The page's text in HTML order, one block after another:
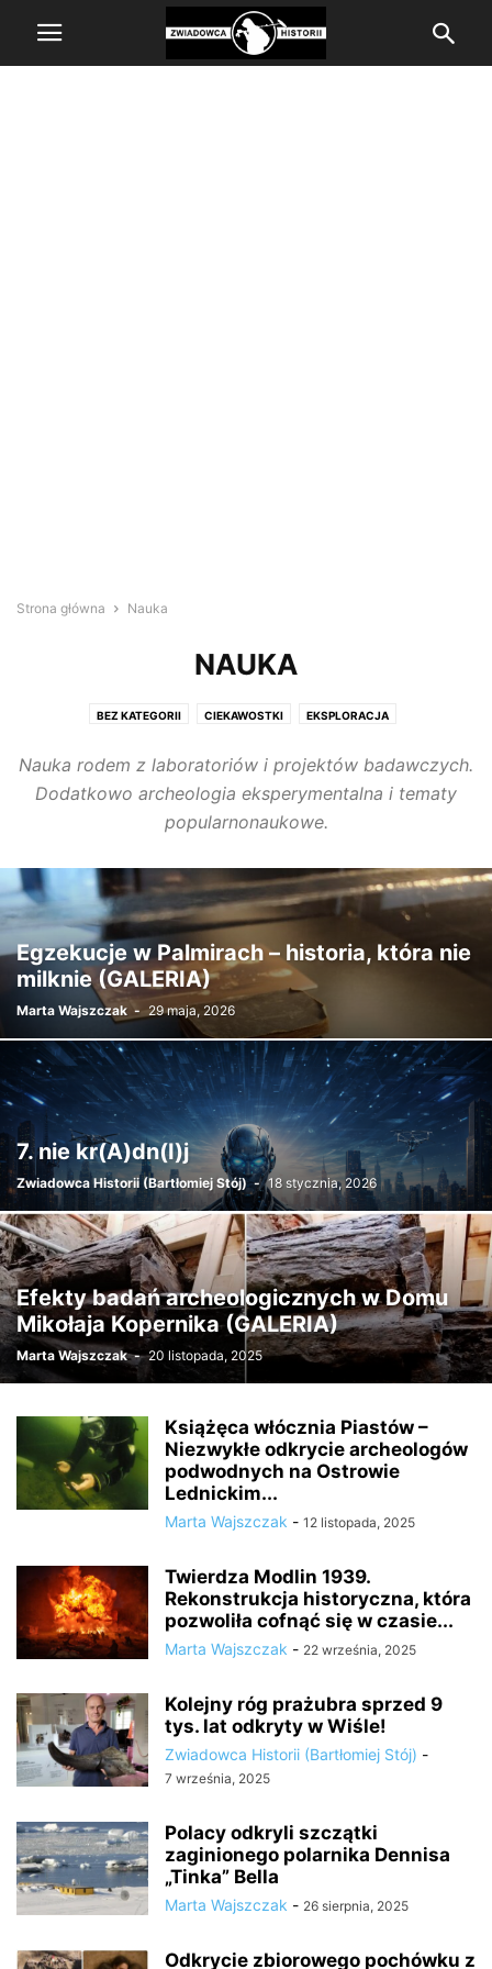
Strona główna Nauka
NAUKA
BEZ KATEGORII CIEKAWOSTKI EKSPLORACJA
PODRÓŻE POLECANE POSTY WIDEO
Nauka rodem z laboratoriów i projektów badawczych.
Dodatkowo archeologia eksperymentalna i tematy
popularnonaukowe.
Egzekucje w Palmirach – historia, która nie
milknie (GALERIA)
Marta Wajszczak - 29 maja, 2026
7. nie kr(A)dn(I)j
Zwiadowca Historii (Bartłomiej Stój) - 18 stycznia, 2026
Efekty badań archeologicznych w Domu
Mikołaja Kopernika (GALERIA)
Marta Wajszczak - 20 listopada, 2025
Książęca włócznia Piastów –
Niezwykłe odkrycie archeologów
podwodnych na Ostrowie
Lednickim...
Marta Wajszczak - 12 listopada, 2025
Twierdza Modlin 1939.
Rekonstrukcja historyczna, która
pozwoliła cofnąć się w czasie...
Marta Wajszczak - 22 września, 2025
Kolejny róg prażubra sprzed 9
tys. lat odkryty w Wiśle!
Zwiadowca Historii (Bartłomiej Stój) -
7 września, 2025
Polacy odkryli szczątki
zaginionego polarnika Dennisa
„Tinka” Bella
Marta Wajszczak - 26 sierpnia, 2025
Odkrycie zbiorowego pochówku z